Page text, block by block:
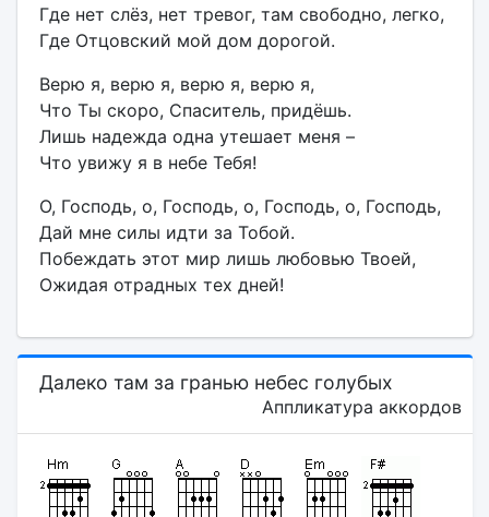
Где нет слёз, нет тревог, там свободно, легко,
Где Отцовский мой дом дорогой.
Верю я, верю я, верю я, верю я,
Что Ты скоро, Спаситель, придёшь.
Лишь надежда одна утешает меня –
Что увижу я в небе Тебя!
О, Господь, о, Господь, о, Господь, о, Господь,
Дай мне силы идти за Тобой.
Побеждать этот мир лишь любовью Твоей,
Ожидая отрадных тех дней!
Далеко там за гранью небес голубых
Аппликатура аккордов